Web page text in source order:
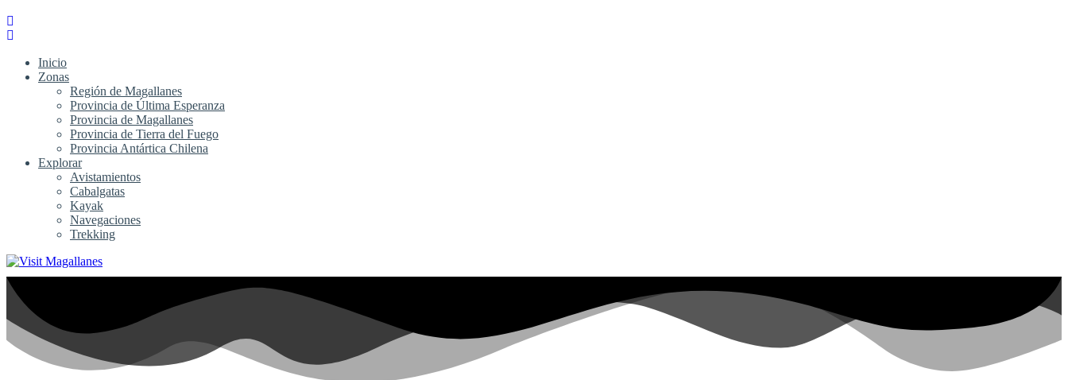
Inicio
Zonas
Región de Magallanes
Provincia de Última Esperanza
Provincia de Magallanes
Provincia de Tierra del Fuego
Provincia Antártica Chilena
Explorar
Avistamientos
Cabalgatas
Kayak
Navegaciones
Trekking